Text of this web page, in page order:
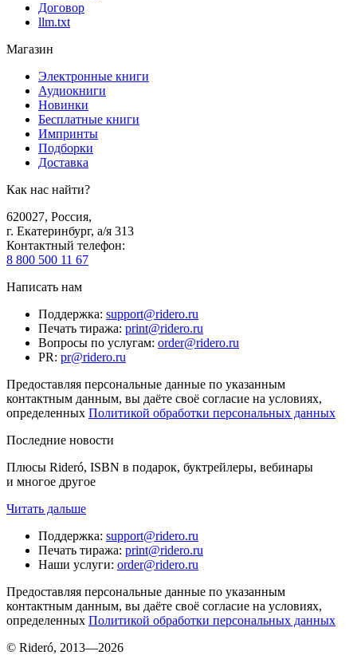
Договор
llm.txt
Магазин
Электронные книги
Аудиокниги
Новинки
Бесплатные книги
Импринты
Подборки
Доставка
Как нас найти?
620027, Россия,
г. Екатеринбург, а/я 313
Контактный телефон:
8 800 500 11 67
Написать нам
Поддержка: support@ridero.ru
Печать тиража: print@ridero.ru
Вопросы по услугам: order@ridero.ru
PR: pr@ridero.ru
Предоставляя персональные данные по указанным
контактным данным, вы даёте своё согласие на условиях,
определенных Политикой обработки персональных данных
Последние новости
Плюсы Rideró, ISBN в подарок, буктрейлеры, вебинары
и многое другое
Читать дальше
Поддержка: support@ridero.ru
Печать тиража: print@ridero.ru
Наши услуги: order@ridero.ru
Предоставляя персональные данные по указанным
контактным данным, вы даёте своё согласие на условиях,
определенных Политикой обработки персональных данных
© Rideró, 2013—2026